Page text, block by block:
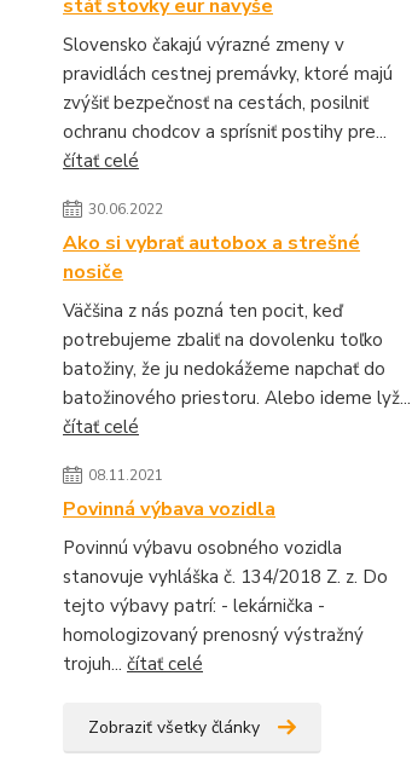
stáť stovky eur navyše
Slovensko čakajú výrazné zmeny v
pravidlách cestnej premávky, ktoré majú
zvýšiť bezpečnosť na cestách, posilniť
ochranu chodcov a sprísniť postihy pre...
čítať celé
30.06.2022
Ako si vybrať autobox a strešné
nosiče
Väčšina z nás pozná ten pocit, keď
potrebujeme zbaliť na dovolenku toľko
batožiny, že ju nedokážeme napchať do
batožinového priestoru. Alebo ideme lyž...
čítať celé
08.11.2021
Povinná výbava vozidla
Povinnú výbavu osobného vozidla
stanovuje vyhláška č. 134/2018 Z. z. Do
tejto výbavy patrí: - lekárnička -
homologizovaný prenosný výstražný
trojuh... čítať celé
Zobraziť všetky články